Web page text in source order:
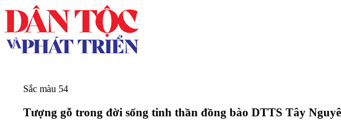
Sắc màu 54
Tượng gỗ trong đời sống tinh thần đồng bào DTTS Tây